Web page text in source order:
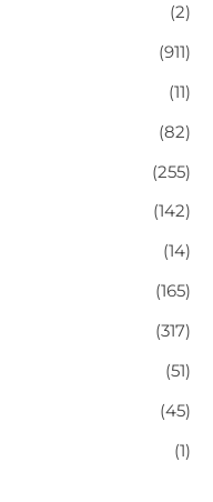
(2)
(911)
(11)
(82)
(255)
(142)
(14)
(165)
(317)
(51)
(45)
(1)